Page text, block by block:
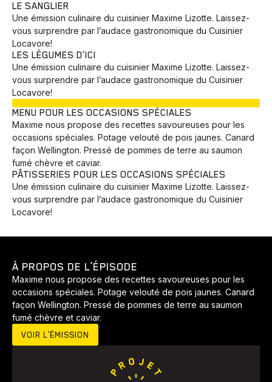
Animaux Avenir Communauté Culture
Développement Histoires Pêche Santé Sport
Voyage Yoga
LE SANGLIER
Une émission culinaire du cuisinier Maxime Lizotte. Laissez-
vous surprendre par l’audace gastronomique du Cuisinier
Locavore!
LES LÉGUMES D’ICI
Une émission culinaire du cuisinier Maxime Lizotte. Laissez-
vous surprendre par l’audace gastronomique du Cuisinier
Locavore!
MENU POUR LES OCCASIONS SPÉCIALES
Maxime nous propose des recettes savoureuses pour les
occasions spéciales. Potage velouté de pois jaunes. Canard
façon Wellington. Pressé de pommes de terre au saumon
fumé chèvre et caviar.
PÂTISSERIES POUR LES OCCASIONS SPÉCIALES
Une émission culinaire du cuisinier Maxime Lizotte. Laissez-
vous surprendre par l’audace gastronomique du Cuisinier
Locavore!
À PROPOS DE L’ÉPISODE
Maxime nous propose des recettes savoureuses pour les
occasions spéciales. Potage velouté de pois jaunes. Canard
façon Wellington. Pressé de pommes de terre au saumon
fumé chèvre et caviar.
VOIR L’ÉMISSION